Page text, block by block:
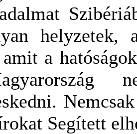
helyzetek,
a
Segített